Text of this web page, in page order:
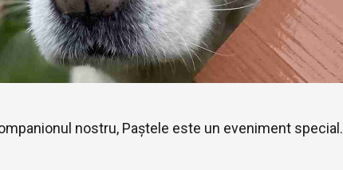
nostru, Paștele este un eveniment special.